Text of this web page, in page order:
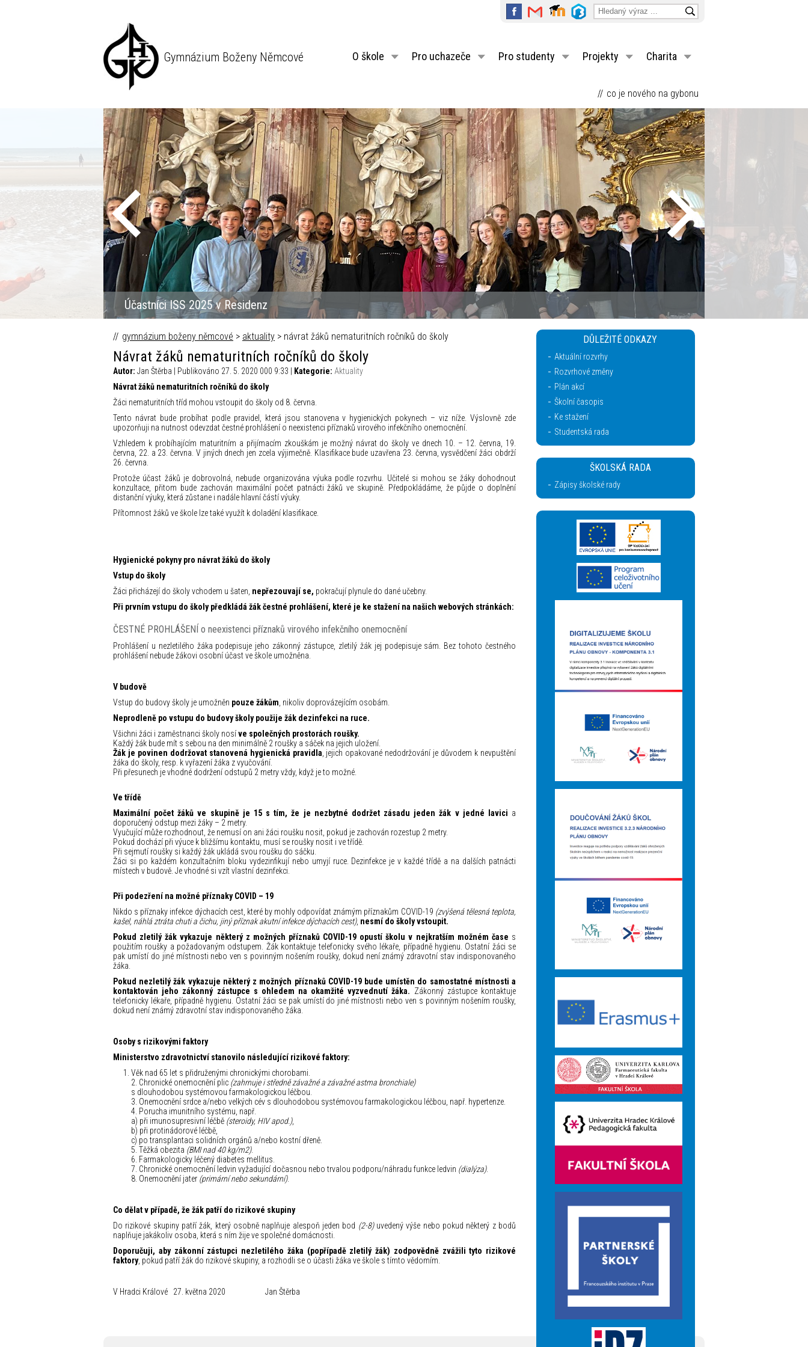
Gymnázium Boženy Němcové O škole Pro uchazeče Pro studenty Projekty Charita
co je nového na gybonu
gymnázium boženy němcové > aktuality > návrat žáků nematuritních ročníků do školy
Návrat žáků nematuritních ročníků do školy
Autor: Jan Štěrba | Publikováno 27. 5. 2020 000 9:33 | Kategorie: Aktuality
Návrat žáků nematuritních ročníků do školy
Žáci nematuritních tříd mohou vstoupit do školy od 8. června.
Tento návrat bude probíhat podle pravidel, která jsou stanovena v hygienických pokynech – viz níže. Výslovně zde
upozorňuji na nutnost odevzdat čestné prohlášení o neexistenci příznaků virového infekčního onemocnění.
Vzhledem k probíhajícím maturitním a přijímacím zkouškám je možný návrat do školy ve dnech 10. – 12. června, 19.
června, 22. a 23. června. V jiných dnech jen zcela výjimečně. Klasifikace bude uzavřena 23. června, vysvědčení žáci obdrží
26. června.
Protože účast žáků je dobrovolná, nebude organizována výuka podle rozvrhu. Učitelé si mohou se žáky dohodnout
konzultace, přitom bude zachován maximální počet patnácti žáků ve skupině. Předpokládáme, že půjde o doplnění
distanční výuky, která zůstane i nadále hlavní částí výuky.
Přítomnost žáků ve škole lze také využít k doladění klasifikace.
Hygienické pokyny pro návrat žáků do školy
Vstup do školy
Žáci přicházejí do školy vchodem u šaten, nepřezouvají se, pokračují plynule do dané učebny.
Při prvním vstupu do školy předkládá žák čestné prohlášení, které je ke stažení na našich webových stránkách:
ČESTNÉ PROHLÁŠENÍ o neexistenci příznaků virového infekčního onemocnění
Prohlášení u nezletilého žáka podepisuje jeho zákonný zástupce, zletilý žák jej podepisuje sám. Bez tohoto čestného
prohlášení nebude žákovi osobní účast ve škole umožněna.
V budově
Vstup do budovy školy je umožněn pouze žákům , nikoliv doprovázejícím osobám.
Neprodleně po vstupu do budovy školy použije žák dezinfekci na ruce.
Všichni žáci i zaměstnanci školy nosíve společných prostorách roušky.
Každý žák bude mít s sebou na den minimálně 2 roušky a sáček na jejich uložení.
Žák je povinen dodržovat stanovená hygienická pravidla , jejich opakované nedodržování je důvodem k nevpuštění
žáka do školy, resp. k vyřazení žáka z vyučování.
Při přesunech je vhodné dodržení odstupů 2 metry vždy, když je to možné.
Ve třídě
Maximální počet žáků ve skupině je 15 s tím, že je nezbytné dodržet zásadu jeden žák v jedné lavici a
doporučený odstup mezi žáky – 2 metry.
Vyučující může rozhodnout, že nemusí on ani žáci roušku nosit, pokud je zachován rozestup 2 metry.
Pokud dochází při výuce k bližšímu kontaktu, musí se roušky nosit i ve třídě.
Při sejmutí roušky si každý žák ukládá svou roušku do sáčku.
Žáci si po každém konzultačním bloku vydezinfikují nebo umyjí ruce. Dezinfekce je v každé třídě a na dalších patnácti
místech v budově. Je vhodné si vzít vlastní dezinfekci.
Při podezření na možné příznaky COVID – 19
Nikdo s příznaky infekce dýchacích cest, které by mohly odpovídat známým příznakům COVID-19 (zvýšená tělesná teplota,
kašel, náhlá ztráta chuti a čichu, jiný příznak akutní infekce dýchacích cest), nesmí do školy vstoupit.
Pokud zletilý žák vykazuje některý z možných příznaků COVID-19 opustí školu v nejkratším možném čase s
použitím roušky a požadovaným odstupem. Žák kontaktuje telefonicky svého lékaře, případně hygienu. Ostatní žáci se
pak umístí do jiné místnosti nebo ven s povinným nošením roušky, dokud není známý zdravotní stav indisponovaného
žáka.
Pokud nezletilý žák vykazuje některý z možných příznaků COVID-19 bude umístěn do samostatné místnosti a
kontaktován jeho zákonný zástupce s ohledem na okamžité vyzvednutí žáka. Zákonný zástupce kontaktuje
telefonicky lékaře, případně hygienu. Ostatní žáci se pak umístí do jiné místnosti nebo ven s povinným nošením roušky,
dokud není známý zdravotní stav indisponovaného žáka.
Osoby s rizikovými faktory
Ministerstvo zdravotnictví stanovilo následující rizikové faktory:
Věk nad 65 let s přidruženými chronickými chorobami.
2. Chronické onemocnění plic (zahrnuje i středně závažné a závažné astma bronchiale)
s dlouhodobou systémovou farmakologickou léčbou.
3. Onemocnění srdce a/nebo velkých cév s dlouhodobou systémovou farmakologickou léčbou, např. hypertenze.
4. Porucha imunitního systému, např.
a) při imunosupresivní léčbě (steroidy, HIV apod.),
b) při protinádorové léčbě,
c) po transplantaci solidních orgánů a/nebo kostní dřeně.
5. Těžká obezita (BMI nad 40 kg/m2).
6. Farmakologicky léčený diabetes mellitus.
7. Chronické onemocnění ledvin vyžadující dočasnou nebo trvalou podporu/náhradu funkce ledvin (dialýza).
8. Onemocnění jater (primární nebo sekundární).
Co dělat v případě, že žák patří do rizikové skupiny
Do rizikové skupiny patří žák, který osobně naplňuje alespoň jeden bod (2-8) uvedený výše nebo pokud některý z bodů
naplňuje jakákoliv osoba, která s ním žije ve společné domácnosti.
Doporučuji, aby zákonní zástupci nezletilého žáka (popřípadě zletilý žák) zodpovědně zvážili tyto rizikové
faktory, pokud patří žák do rizikové skupiny, a rozhodli se o účasti žáka ve škole s tímto vědomím.
V Hradci Králové 27. května 2020 Jan Štěrba
DŮLEŽITÉ ODKAZY
Aktuální rozvrhy
Rozvrhové změny
Plán akcí
Školní časopis
Ke stažení
Studentská rada
ŠKOLSKÁ RADA
Zápisy školské rady